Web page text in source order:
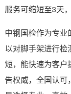
服务可缩短至3天
中钢国检作为专
以对脚手架进行
短，能快速为客户
告权威，全国认